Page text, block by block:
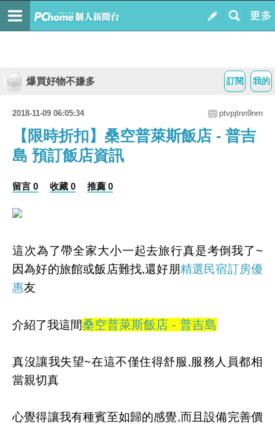
我的
訂閱
爆買好物不嫌多
2018-11-09 06:05:34 ptvpjtnn9nrn
【限時折扣】桑空普萊斯飯店 - 普吉
島 預訂飯店資訊
留言 0 收藏 0 推薦 0
這次為了帶全家大小一起去旅行真是考倒我了~
因為好的旅館或飯店難找,還好朋精選民宿訂房優
惠友
介紹了我這間桑空普萊斯飯店 - 普吉島
真沒讓我失望~在這不僅住得舒服,服務人員都相
當親切真
心覺得讓我有種賓至如歸的感覺,而且設備完善價